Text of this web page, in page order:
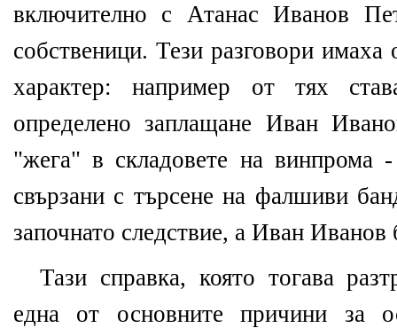
включително с Атанас Иванов
собственици. Тези разговори имаха
характер: например от тях
определено заплащане Иван
"жега" в складовете на винпрома
свързани с търсене на фалшиви
започнато следствие, а Иван Иванов
Тази справка, която тогава
една от основните причини за